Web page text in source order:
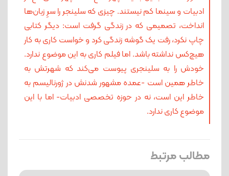
ادبیات و سینما کم نیستند. چیزی که سلینجر را سرِ زبان‌ها
انداخت، تصمیمی که در زندگی گرفت است: دیگر کتابی
چاپ نکرد، رفت یک گوشه زندگی کرد و خواست کاری به کار
هیچ‌کس نداشته باشد. اما فیلم کاری به این موضوع ندارد.
خودش را به سلینجری پیوست می‌کند که شهرتش به
خاطر همین است -عمده مشهور شدنش در ژورنالیسم به
خاطر این است، نه در حوزه تخصصی ادبیات- اما با این
موضوع کاری ندارد.
مطالب مرتبط